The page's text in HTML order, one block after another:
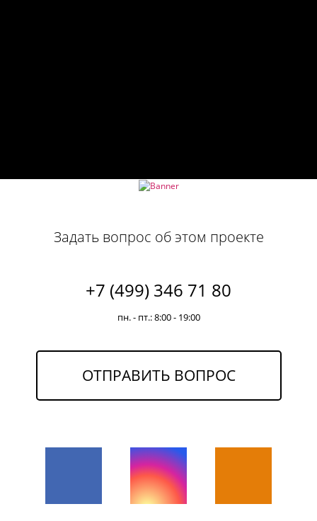
Задать вопрос об этом проекте
+7 (499) 346 71 80
пн. - пт.: 8:00 - 19:00
ОТПРАВИТЬ ВОПРОС